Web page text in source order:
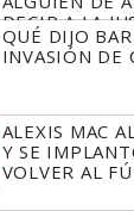
DECIR A LA
TIENE QUE
QUÉ DIJO
INVASIÓN DE
ALEXIS MAC
Y SE
VOLVER AL